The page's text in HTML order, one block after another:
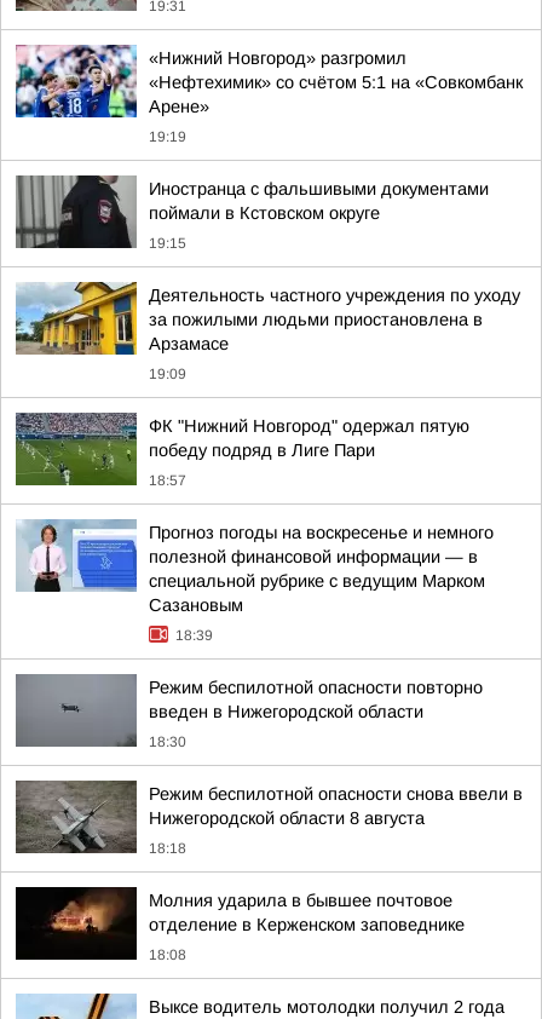
19:31
«Нижний Новгород» разгромил
«Нефтехимик» со счётом 5:1 на «Совкомбанк
Арене»
19:19
Иностранца с фальшивыми документами
поймали в Кстовском округе
19:15
Деятельность частного учреждения по уходу
за пожилыми людьми приостановлена в
Арзамасе
19:09
ФК "Нижний Новгород" одержал пятую
победу подряд в Лиге Пари
18:57
Прогноз погоды на воскресенье и немного
полезной финансовой информации — в
специальной рубрике с ведущим Марком
Сазановым
18:39
Режим беспилотной опасности повторно
введен в Нижегородской области
18:30
Режим беспилотной опасности снова ввели в
Нижегородской области 8 августа
18:18
Молния ударила в бывшее почтовое
отделение в Керженском заповеднике
18:08
Выксе водитель мотолодки получил 2 года